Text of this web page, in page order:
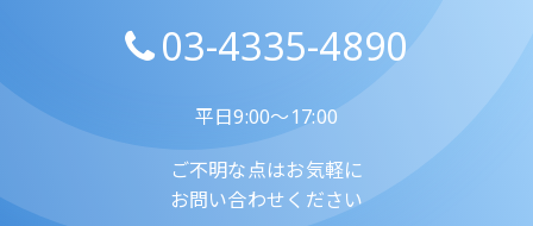
03-4335-4890
平日9:00～17:00
ご不明な点はお気軽に
お問い合わせください